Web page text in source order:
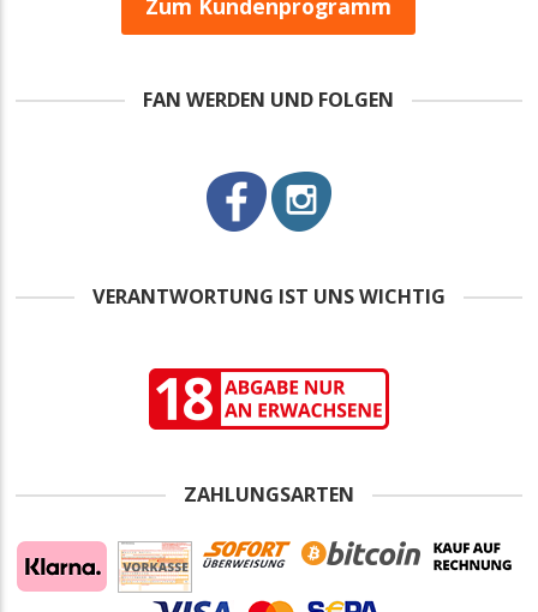
Zum Kundenprogramm
FAN WERDEN UND FOLGEN
VERANTWORTUNG IST UNS WICHTIG
ZAHLUNGSARTEN